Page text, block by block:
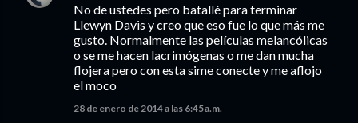
No de ustedes pero batallé para terminar
Llewyn Davis y creo que eso fue lo que más me
gusto. Normalmente las películas melancólicas
o se me hacen lacrimógenas o me dan mucha
flojera pero con esta sime conecte y me aflojo
el moco
28 de enero de 2014 a las 6:45 a.m.